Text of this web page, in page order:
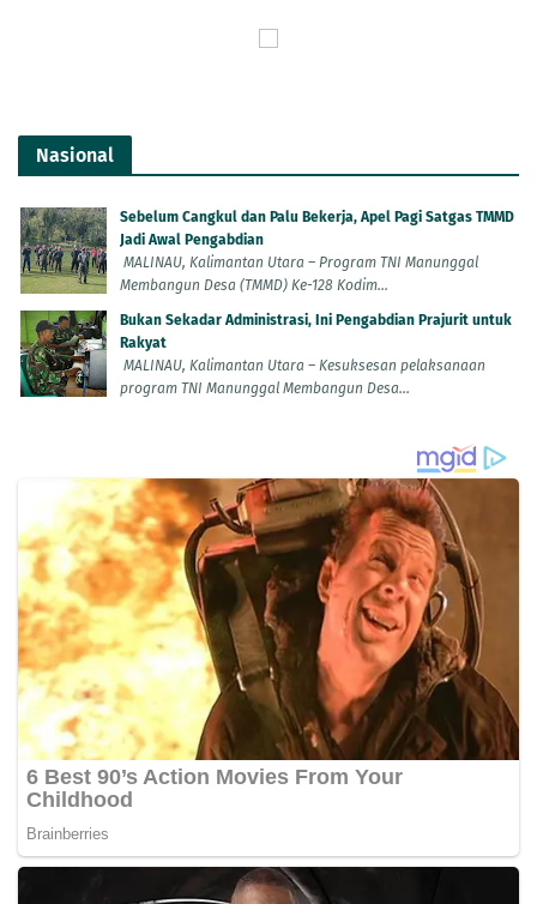
Nasional
Sebelum Cangkul dan Palu Bekerja, Apel Pagi Satgas TMMD
Jadi Awal Pengabdian
MALINAU, Kalimantan Utara – Program TNI Manunggal
Membangun Desa (TMMD) Ke-128 Kodim...
Bukan Sekadar Administrasi, Ini Pengabdian Prajurit untuk
Rakyat
MALINAU, Kalimantan Utara – Kesuksesan pelaksanaan
program TNI Manunggal Membangun Desa...